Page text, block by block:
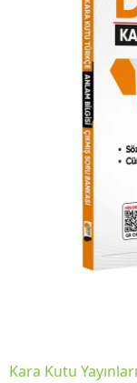
Kara Kutu Yayınları